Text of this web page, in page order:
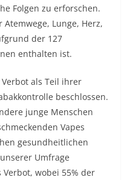
Folgen zu erforschen.
Lunge, Herz,
der 127
enthalten ist.
als Teil ihrer
beschlossen.
junge Menschen
Vapes
gesundheitlichen
Umfrage
wobei 55% der